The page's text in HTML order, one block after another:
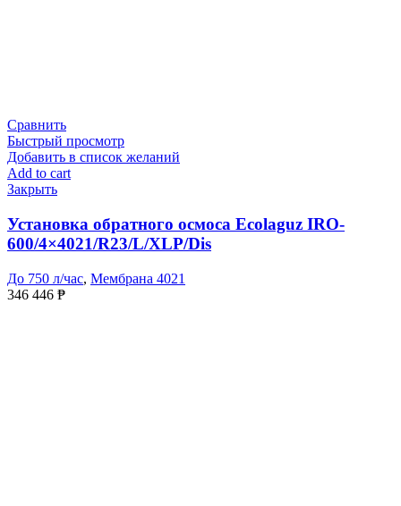
Сравнить
Быстрый просмотр
Добавить в список желаний
Add to cart
Закрыть
Установка обратного осмоса Ecolaguz IRO-
600/4×4021/R23/L/XLP/Dis
До 750 л/час, Мембрана 4021
346 446 ₱